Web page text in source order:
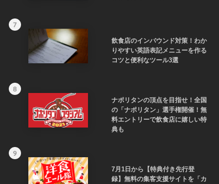
7
飲食店のインバウンド対策！わか
りやすい英語表記メニューを作る
コツと便利なツール3選
8
ナポリタンの頂点を目指せ！全国
の「ナポリタン」選手権開催！無
料エントリーで飲食店に嬉しい特
典も
9
7月1日から【特典付き先行登
録】無料の集客支援サイトを「カ